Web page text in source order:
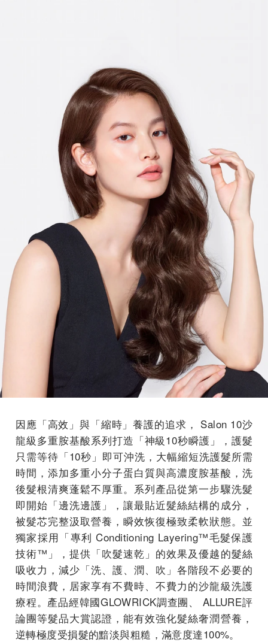
因應「高效」與「縮時」養護的追求， Salon 10沙
龍級多重胺基酸系列打造「神級10秒瞬護」，護髮
只需等待「10秒」即可沖洗，大幅縮短洗護髮所需
時間，添加多重小分子蛋白質與高濃度胺基酸，洗
後髮根清爽蓬鬆不厚重。系列產品從第一步驟洗髮
即開始「邊洗邊護」，讓最貼近髮絲結構的成分，
被髮芯完整汲取營養，瞬效恢復極致柔軟狀態。並
獨家採用「專利 Conditioning Layering™毛髮保護
技術™」，提供「吹髮速乾」的效果及優越的髮絲
吸收力，減少「洗、護、潤、吹」各階段不必要的
時間浪費，居家享有不費時、不費力的沙龍級洗護
療程。產品經韓國GLOWRICK調查團、 ALLURE評
論團等髮品大賞認證，能有效強化髮絲奢潤營養，
逆轉極度受損髮的黯淡與粗糙，滿意度達100%。